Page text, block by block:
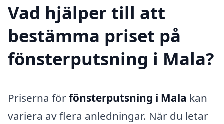
Vad hjälper till att
bestämma priset på
fönsterputsning i Mala?
Priserna förfönsterputsning i Mala kan
variera av flera anledningar. När du letar